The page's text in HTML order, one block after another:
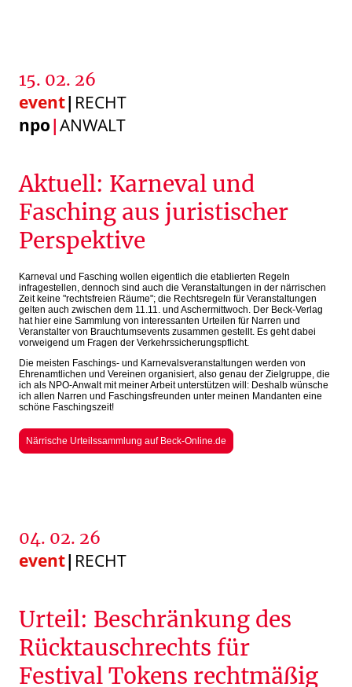
15. 02. 26
event| RECHT
npo|ANWALT
Aktuell: Karneval und
Fasching aus juristischer
Perspektive
Karneval und Fasching wollen eigentlich die etablierten Regeln
infragestellen, dennoch sind auch die Veranstaltungen in der närrischen
Zeit keine "rechtsfreien Räume"; die Rechtsregeln für Veranstaltungen
gelten auch zwischen dem 11.11. und Aschermittwoch. Der Beck-Verlag
hat hier eine Sammlung von interessanten Urteilen für Narren und
Veranstalter von Brauchtumsevents zusammen gestellt. Es geht dabei
vorweigend um Fragen der Verkehrssicherungspflicht.
Die meisten Faschings- und Karnevalsveranstaltungen werden von
Ehrenamtlichen und Vereinen organisiert, also genau der Zielgruppe, die
ich als NPO-Anwalt mit meiner Arbeit unterstützen will: Deshalb wünsche
ich allen Narren und Faschingsfreunden unter meinen Mandanten eine
schöne Faschingszeit!
Närrische Urteilssammlung auf Beck-Online.de
04. 02. 26
event| RECHT
Urteil: Beschränkung des
Rücktauschrechts für
Festival Tokens rechtmäßig